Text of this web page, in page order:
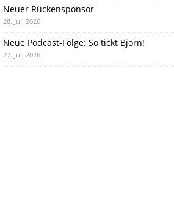
Neuer Rückensponsor
28. Juli 2026
Neue Podcast-Folge: So tickt Björn!
27. Juli 2026